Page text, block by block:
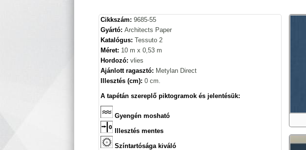
Cikkszám: 9685-55
Gyártó: Architects Paper
Katalógus: Tessuto 2
Méret: 10 m x 0,53 m
Hordozó: vlies
Ajánlott ragasztó: Metylan Direct
Illesztés (cm): 0 cm.
A tapétán szereplő piktogramok és jelentésük:
Gyengén mosható
Illesztés mentes
Színtartósága kiváló